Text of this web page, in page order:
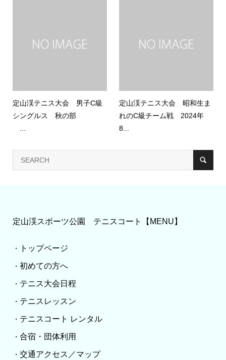
定山渓テニス大会 男子C級
シングルス 秋の部
定山渓テニス大会 昭和生ま
れのC級チーム戦 2024年
8...
定山渓スポーツ公園 テニスコート【MENU】
・ トップページ
・ 初めての方へ
・ テニス大会日程
・ テニスレッスン
・ テニスコート レンタル
・ 合宿・団体利用
・ 交通アクセス／マップ